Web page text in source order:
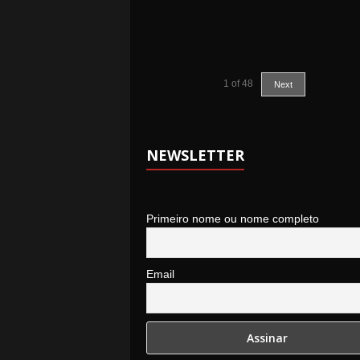
1 of 48 Next
NEWSLETTER
Primeiro nome ou nome completo
Email